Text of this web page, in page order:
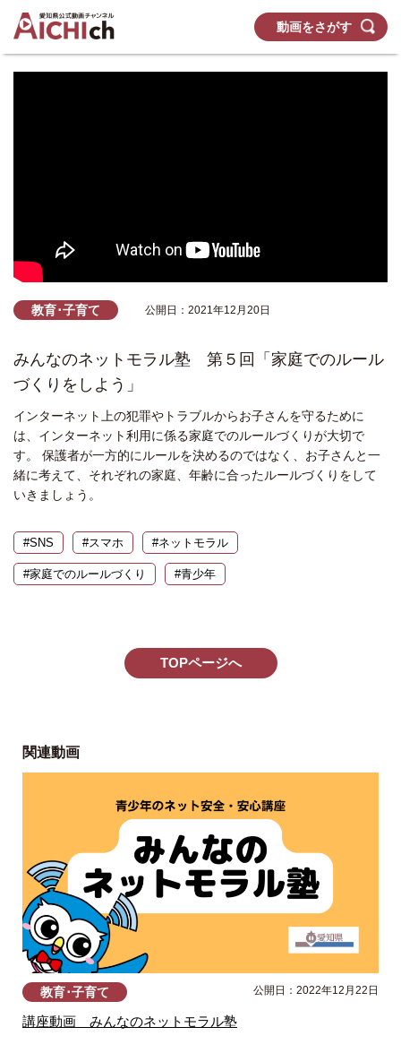
動画をさがす
教育･子育て 公開日：2021年12月20日
みんなのネットモラル塾 第５回「家庭でのルール
づくりをしよう」
インターネット上の犯罪やトラブルからお子さんを守るために
は、インターネット利用に係る家庭でのルールづくりが大切で
す。 保護者が一方的にルールを決めるのではなく、お子さんと一
緒に考えて、それぞれの家庭、年齢に合ったルールづくりをして
いきましょう。
#SNS #スマホ #ネットモラル
#家庭でのルールづくり #青少年
TOPページへ
関連動画
教育･子育て 公開日：2022年12月22日
講座動画 みんなのネットモラル塾